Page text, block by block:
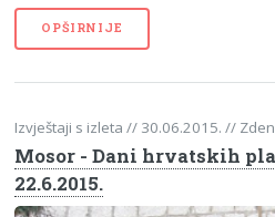
OPŠIRNIJE
Izvještaji s izleta// 30.06.2015. //
Mosor - Dani hrvatskih
22.6.2015.